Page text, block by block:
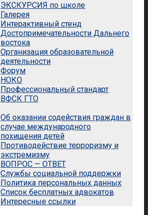
ЭКСКУРСИЯ по школе
Галерея
Интерактивный стенд
Достопримечательности Дальнего
востока
Организация образовательной
деятельности
Форум
НОКО
Профессиональный стандарт
ВФСК ГТО
Об оказании содействия граждан в
случае международного
похищения детей
Противодействие терроризму и
экстремизму
ВОПРОС — ОТВЕТ
Службы социальной поддержки
Политика персональных данных
Список бесплатных адвокатов
Интересные ссылки